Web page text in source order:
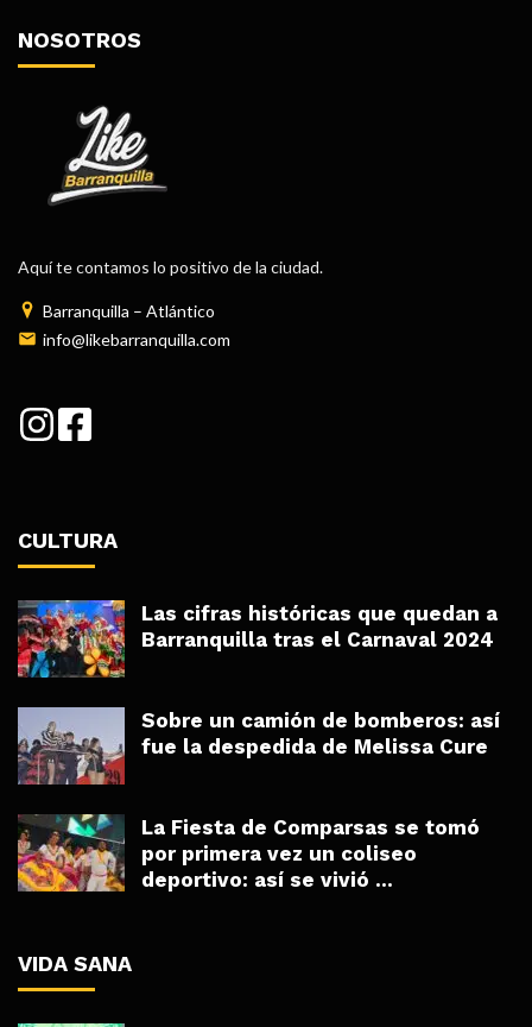
NOSOTROS
Aquí te contamos lo positivo de la ciudad.
Barranquilla – Atlántico
info@likebarranquilla.com
CULTURA
Las cifras históricas que quedan a
Barranquilla tras el Carnaval 2024
Sobre un camión de bomberos: así
fue la despedida de Melissa Cure
La Fiesta de Comparsas se tomó
por primera vez un coliseo
deportivo: así se vivió ...
VIDA SANA